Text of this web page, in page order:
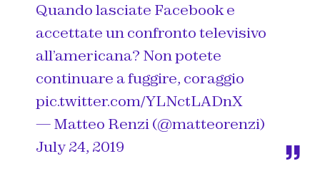
Quando lasciate Facebook e
accettate un confronto televisivo
all’americana? Non potete
continuare a fuggire, coraggio
pic.twitter.com/YLNctLADnX
— Matteo Renzi (@matteorenzi)
July 24, 2019